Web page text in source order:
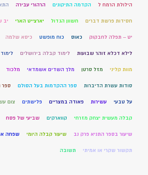
הילולת הרמח ל הקדמה התיקונים הרהורי עבירה
חסידות פרשת דברים חשוון הגדול יארצייט הארי יב
יט – תפלה לחבקוק כאוס כוח מופשט כיסא שלמה
לילא דכלא זוהר שבועות לימוד קבלה בירושלים
מוות קליני מזל סרטן מלך השדים אשמדאי מלכוד
סודות עשרת הדיברות ספר ההקדמות בעל הסולם ספר
על טבעי עשירות פאודה במצריים פלישתים צום
קבלה מעשית יצחק מזרחי קווארקים שביעי של פסח
שיעור בספר התניא פרק נב שיעור קבלה היומי שפחה
תקשור שקרי או אמיתי תשובה